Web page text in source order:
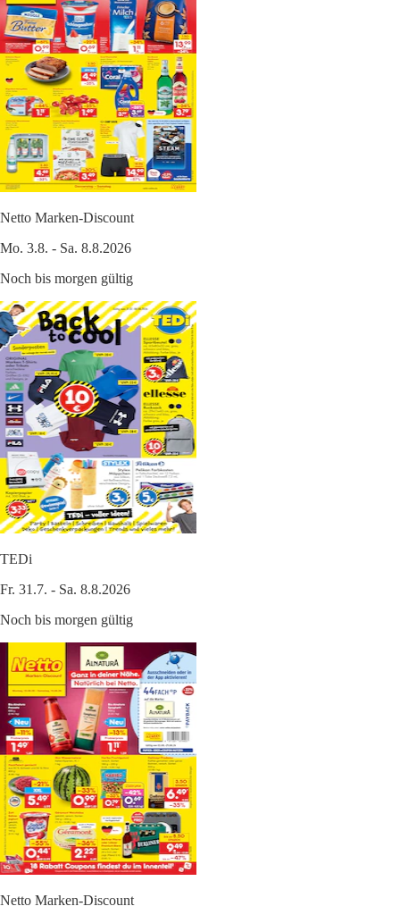
Netto Marken-Discount
Mo. 3.8. - Sa. 8.8.2026
Noch bis morgen gültig
TEDi
Fr. 31.7. - Sa. 8.8.2026
Noch bis morgen gültig
Netto Marken-Discount